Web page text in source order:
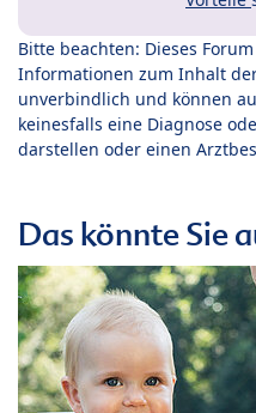
Bitte beachten: Dieses
Informationen zum Inhalt
unverbindlich und können
keinesfalls eine Diagnose
darstellen oder einen
Das könnte Sie